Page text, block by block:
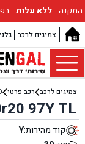
התקנה ללא עלות
צמיגים לרכב
צמיגים לרכב רכב פרטי
97Y TL
קוד מהירות:Y